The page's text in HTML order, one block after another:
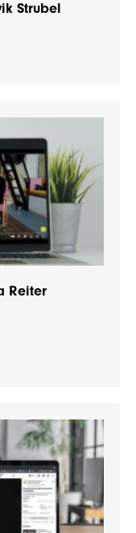
Strubel
Reiter